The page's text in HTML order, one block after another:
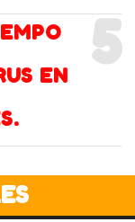
5
EN